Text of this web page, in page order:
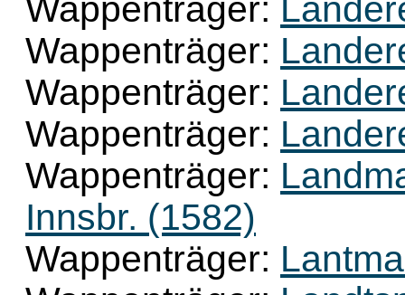
Wappenträger:
Wappenträger:
Wappenträger:
Wappenträger:
Wappenträger:
Innsbr. (1582)
Wappenträger: